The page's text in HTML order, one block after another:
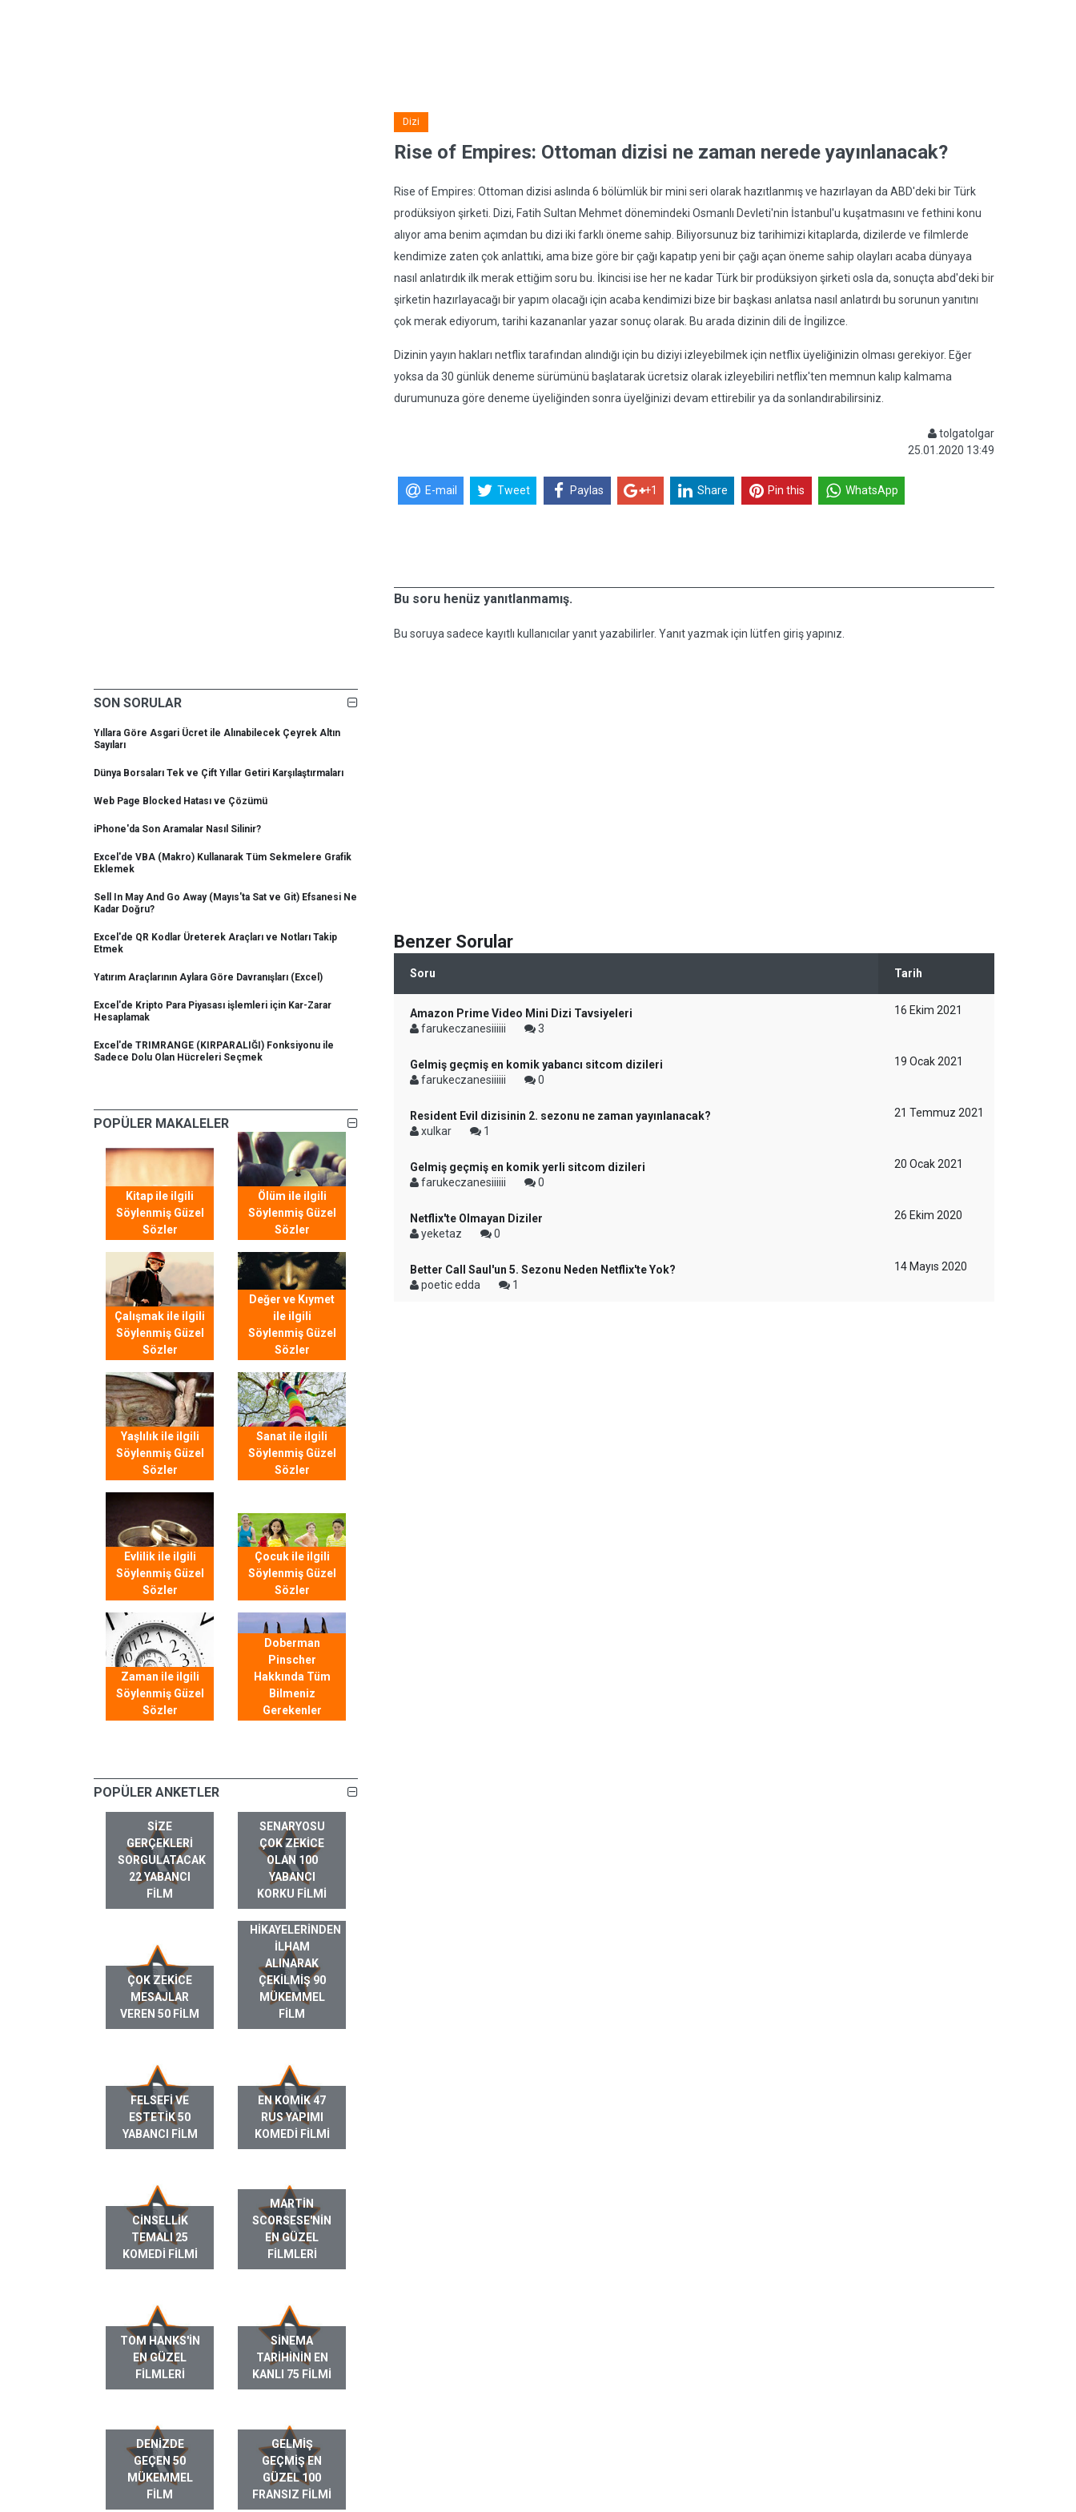
SON SORULAR
Yıllara Göre Asgari Ücret ile Alınabilecek Çeyrek Altın
Sayıları
Dünya Borsaları Tek ve Çift Yıllar Getiri Karşılaştırmaları
Web Page Blocked Hatası ve Çözümü
iPhone'da Son Aramalar Nasıl Silinir?
Excel'de VBA (Makro) Kullanarak Tüm Sekmelere Grafik
Eklemek
Sell In May And Go Away (Mayıs'ta Sat ve Git) Efsanesi Ne
Kadar Doğru?
Excel'de QR Kodlar Üreterek Araçları ve Notları Takip
Etmek
Yatırım Araçlarının Aylara Göre Davranışları (Excel)
Excel'de Kripto Para Piyasası işlemleri için Kar-Zarar
Hesaplamak
Excel'de TRIMRANGE (KIRPARALIĞI) Fonksiyonu ile
Sadece Dolu Olan Hücreleri Seçmek
POPÜLER MAKALELER
Kitap ile ilgili
Söylenmiş Güzel
Sözler
Ölüm ile ilgili
Söylenmiş Güzel
Sözler
Çalışmak ile ilgili
Söylenmiş Güzel
Sözler
Değer ve Kıymet
ile ilgili
Söylenmiş Güzel
Sözler
Yaşlılık ile ilgili
Söylenmiş Güzel
Sözler
Sanat ile ilgili
Söylenmiş Güzel
Sözler
Evlilik ile ilgili
Söylenmiş Güzel
Sözler
Çocuk ile ilgili
Söylenmiş Güzel
Sözler
Zaman ile ilgili
Söylenmiş Güzel
Sözler
Doberman
Pinscher
Hakkında Tüm
Bilmeniz
Gerekenler
POPÜLER ANKETLER
SIZE
GERÇEKLERI
SORGULATACAK
22 YABANCI
FILM
SENARYOSU
ÇOK ZEKICE
OLAN 100
YABANCI
KORKU FILMI
ÇOK ZEKICE
MESAJLAR
VEREN 50 FILM
GERÇEK HAYAT
HIKAYELERINDEN
ILHAM
ALINARAK
ÇEKILMIŞ 90
MÜKEMMEL
FILM
FELSEFI VE
ESTETIK 50
YABANCI FILM
EN KOMIK 47
RUS YAPIMI
KOMEDI FILMI
CINSELLIK
TEMALI 25
KOMEDI FILMI
MARTIN
SCORSESE'NIN
EN GÜZEL
FILMLERI
TOM HANKS'IN
EN GÜZEL
FILMLERI
SINEMA
TARIHININ EN
KANLI 75 FILMI
DENIZDE
GEÇEN 50
MÜKEMMEL
FILM
GELMIŞ
GEÇMIŞ EN
GÜZEL 100
FRANSIZ FILMI
Dizi
Rise of Empires: Ottoman dizisi ne zaman nerede yayınlanacak?
Rise of Empires: Ottoman dizisi aslında 6 bölümlük bir mini seri olarak hazıtlanmış ve hazırlayan da ABD'deki bir Türk
prodüksiyon şirketi. Dizi, Fatih Sultan Mehmet dönemindeki Osmanlı Devleti'nin İstanbul'u kuşatmasını ve fethini konu
alıyor ama benim açımdan bu dizi iki farklı öneme sahip. Biliyorsunuz biz tarihimizi kitaplarda, dizilerde ve filmlerde
kendimize zaten çok anlattıki, ama bize göre bir çağı kapatıp yeni bir çağı açan öneme sahip olayları acaba dünyaya
nasıl anlatırdık ilk merak ettiğim soru bu. İkincisi ise her ne kadar Türk bir prodüksiyon şirketi osla da, sonuçta abd'deki bir
şirketin hazırlayacağı bir yapım olacağı için acaba kendimizi bize bir başkası anlatsa nasıl anlatırdı bu sorunun yanıtını
çok merak ediyorum, tarihi kazananlar yazar sonuç olarak. Bu arada dizinin dili de İngilizce.
Dizinin yayın hakları netflix tarafından alındığı için bu diziyi izleyebilmek için netflix üyeliğinizin olması gerekiyor. Eğer
yoksa da 30 günlük deneme sürümünü başlatarak ücretsiz olarak izleyebiliri netflix'ten memnun kalıp kalmama
durumunuza göre deneme üyeliğinden sonra üyelğinizi devam ettirebilir ya da sonlandırabilirsiniz.
tolgatolgar
25.01.2020 13:49
E-mail Tweet Paylas +1 Share Pin this WhatsApp
Bu soru henüz yanıtlanmamış.
Bu soruya sadece kayıtlı kullanıcılar yanıt yazabilirler. Yanıt yazmak için lütfen giriş yapınız.
Benzer Sorular
Soru Tarih
Amazon Prime Video Mini Dizi Tavsiyeleri
farukeczanesiiiiii
3
16 Ekim 2021
Gelmiş geçmiş en komik yabancı sitcom dizileri
farukeczanesiiiiii
0
19 Ocak 2021
Resident Evil dizisinin 2. sezonu ne zaman yayınlanacak?
xulkar
1
21 Temmuz 2021
Gelmiş geçmiş en komik yerli sitcom dizileri
farukeczanesiiiiii
0
20 Ocak 2021
Netflix'te Olmayan Diziler
yeketaz
0
26 Ekim 2020
Better Call Saul'un 5. Sezonu Neden Netflix'te Yok?
poetic edda
1
14 Mayıs 2020